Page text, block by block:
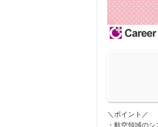
＼ポイント／
・航空領域の